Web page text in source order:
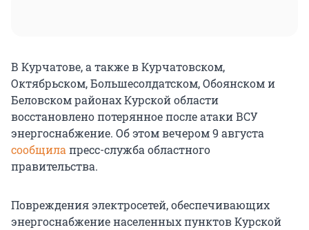
В Курчатове, а также в Курчатовском,
Октябрьском, Большесолдатском, Обоянском и
Беловском районах Курской области
восстановлено потерянное после атаки ВСУ
энергоснабжение. Об этом вечером 9 августа
сообщила пресс-служба областного
правительства.
Повреждения электросетей, обеспечивающих
энергоснабжение населенных пунктов Курской